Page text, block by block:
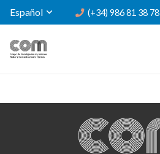
Español (+34) 986 81 38 78